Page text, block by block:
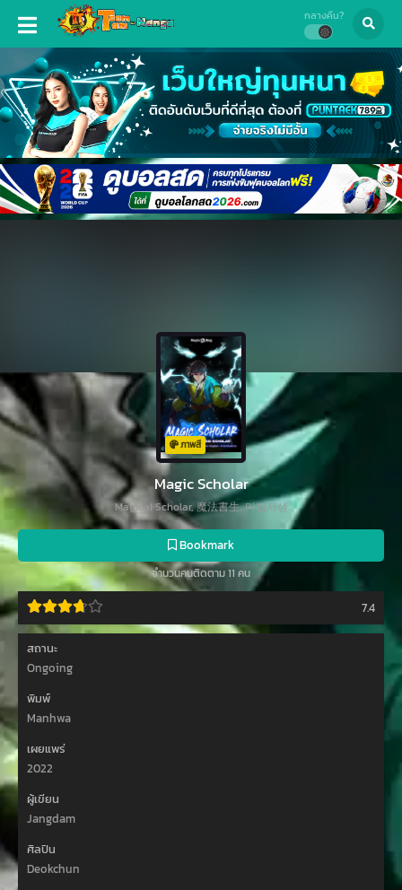
กลางคืน?
ภาพสี
Magic Scholar
Magical Scholar, 魔法書生, 마법서생
Bookmark
จำนวนคนติดตาม 11 คน
7.4
สถานะ
Ongoing
พิมพ์
Manhwa
เผยแพร่
2022
ผู้เขียน
Jangdam
ศิลปิน
Deokchun